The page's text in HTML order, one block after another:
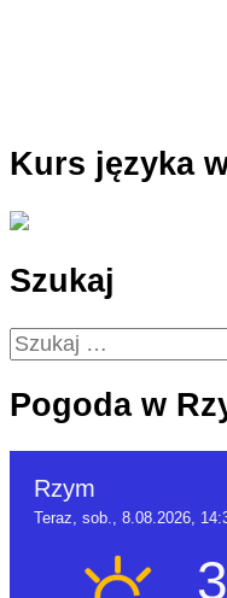
Kurs języka
Szukaj
Szukaj:
Pogoda w